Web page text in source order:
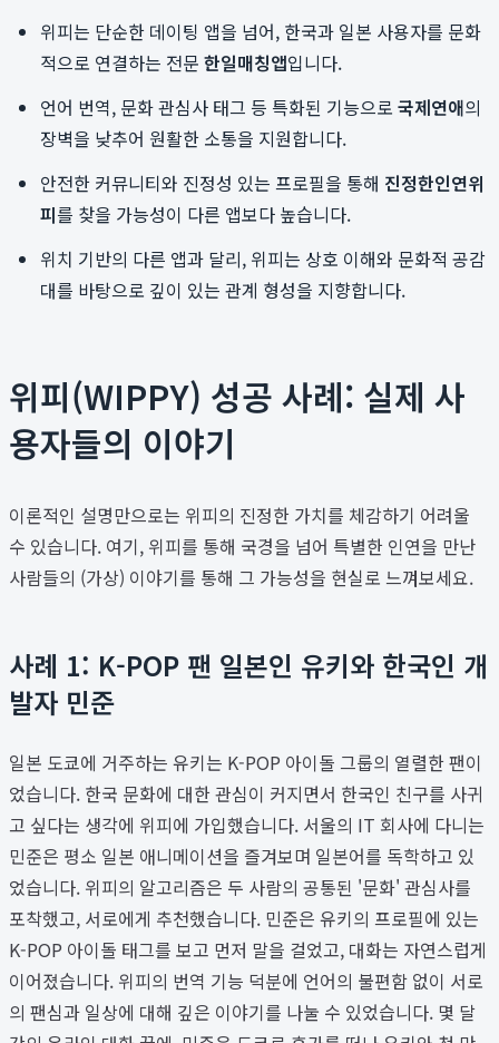
위피는 단순한 데이팅 앱을 넘어, 한국과 일본 사용자를 문화
적으로 연결하는 전문 한일매칭앱입니다.
언어 번역, 문화 관심사 태그 등 특화된 기능으로 국제연애의
장벽을 낮추어 원활한 소통을 지원합니다.
안전한 커뮤니티와 진정성 있는 프로필을 통해 진정한인연위
피를 찾을 가능성이 다른 앱보다 높습니다.
위치 기반의 다른 앱과 달리, 위피는 상호 이해와 문화적 공감
대를 바탕으로 깊이 있는 관계 형성을 지향합니다.
위피(WIPPY) 성공 사례: 실제 사
용자들의 이야기
이론적인 설명만으로는 위피의 진정한 가치를 체감하기 어려울
수 있습니다. 여기, 위피를 통해 국경을 넘어 특별한 인연을 만난
사람들의 (가상) 이야기를 통해 그 가능성을 현실로 느껴보세요.
사례 1: K-POP 팬 일본인 유키와 한국인 개
발자 민준
일본 도쿄에 거주하는 유키는 K-POP 아이돌 그룹의 열렬한 팬이
었습니다. 한국 문화에 대한 관심이 커지면서 한국인 친구를 사귀
고 싶다는 생각에 위피에 가입했습니다. 서울의 IT 회사에 다니는
민준은 평소 일본 애니메이션을 즐겨보며 일본어를 독학하고 있
었습니다. 위피의 알고리즘은 두 사람의 공통된 '문화' 관심사를
포착했고, 서로에게 추천했습니다. 민준은 유키의 프로필에 있는
K-POP 아이돌 태그를 보고 먼저 말을 걸었고, 대화는 자연스럽게
이어졌습니다. 위피의 번역 기능 덕분에 언어의 불편함 없이 서로
의 팬심과 일상에 대해 깊은 이야기를 나눌 수 있었습니다. 몇 달